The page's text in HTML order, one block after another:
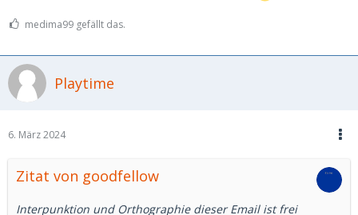
medima99 gefällt das.
Playtime
6. März 2024
Zitat von goodfellow
Interpunktion und Orthographie dieser Email ist frei